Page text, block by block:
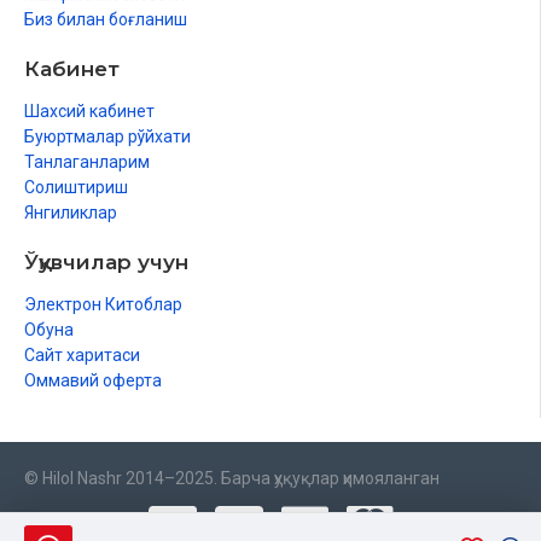
Биз билан боғланиш
Кабинет
Шахсий кабинет
Буюртмалар рўйхати
Танлаганларим
Солиштириш
Янгиликлар
Ўқувчилар учун
Электрон Китоблар
Обуна
Сайт харитаси
Оммавий оферта
© Hilol Nashr 2014–2025. Барча ҳуқуқлар ҳимояланган